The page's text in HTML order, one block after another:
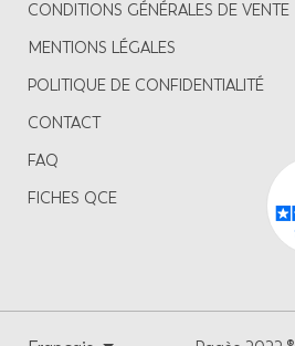
CONDITIONS GÉNÉRALES DE VENTE
MENTIONS LÉGALES
POLITIQUE DE CONFIDENTIALITÉ
CONTACT
FAQ
FICHES QCE